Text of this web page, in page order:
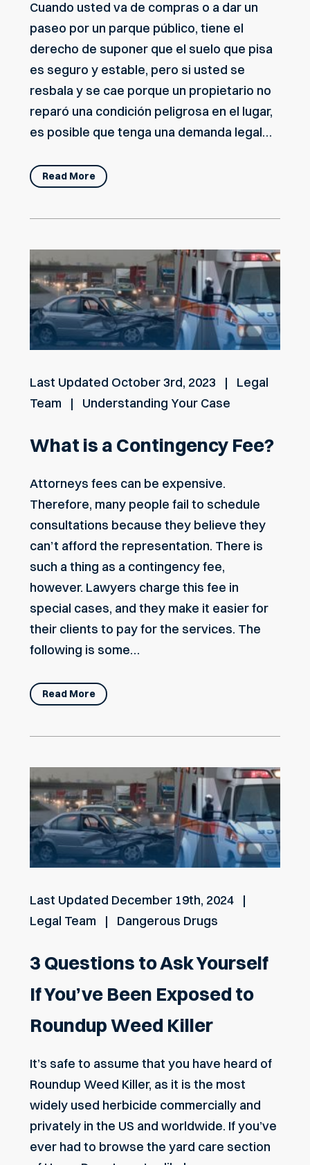
Cuando usted va de compras o a dar un
paseo por un parque público, tiene el
derecho de suponer que el suelo que pisa
es seguro y estable, pero si usted se
resbala y se cae porque un propietario no
reparó una condición peligrosa en el lugar,
es posible que tenga una demanda legal…
Read More
Last Updated October 3rd, 2023
Legal
Team
Understanding Your Case
What is a Contingency Fee?
Attorneys fees can be expensive.
Therefore, many people fail to schedule
consultations because they believe they
can’t afford the representation. There is
such a thing as a contingency fee,
however. Lawyers charge this fee in
special cases, and they make it easier for
their clients to pay for the services. The
following is some…
Read More
Last Updated December 19th, 2024
Legal Team
Dangerous Drugs
3 Questions to Ask Yourself
If You’ve Been Exposed to
Roundup Weed Killer
It’s safe to assume that you have heard of
Roundup Weed Killer, as it is the most
widely used herbicide commercially and
privately in the US and worldwide. If you’ve
ever had to browse the yard care section